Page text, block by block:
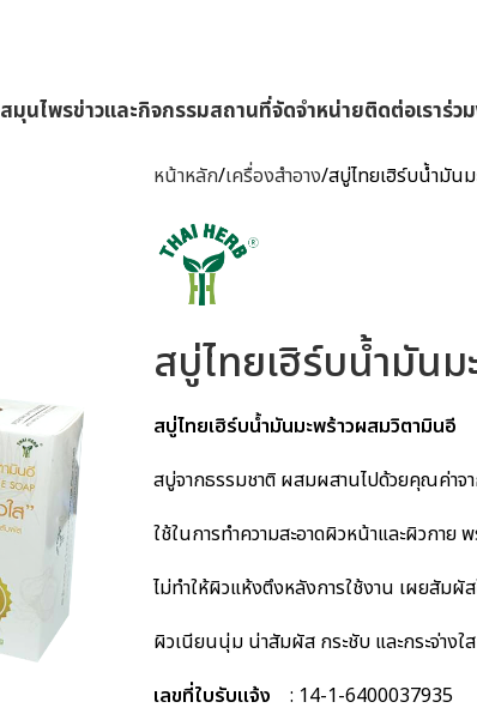
สมุนไพรข่าวและกิจกรรมสถานที่จัดจำหน่ายติดต่อเราร่ว
หน้าหลัก เครื่องสำอาง สบู่ไทยเฮิร์บน้ำมัน
สบู่ไทยเฮิร์บน้ำมัน
สบู่ไทยเฮิร์บน้ำมันมะพร้าวผสมวิตามินอี
สบู่จากธรรมชาติ ผสมผสานไปด้วยคุณค่าจ
ใช้ในการทำความสะอาดผิวหน้าและผิวกาย
ไม่ทำให้ผิวแห้งตึงหลังการใช้งาน เผยสัมผั
ผิวเนียนนุ่ม น่าสัมผัส กระชับ และกระจ่างใส
เลขที่ใบรับแจ้ง : 14-1-6400037935